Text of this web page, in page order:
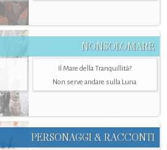
NONSOLOMARE
Il Mare della Tranquillità?
Non serve andare sulla Luna
PERSONAGGI & RACCONTI